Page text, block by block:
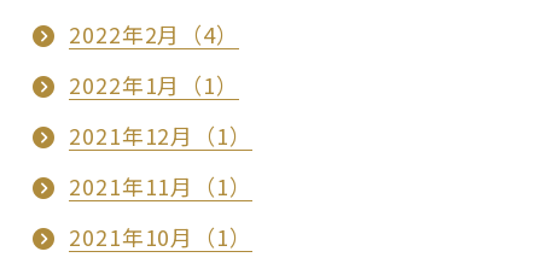
2022年2月（4）
2022年1月（1）
2021年12月（1）
2021年11月（1）
2021年10月（1）